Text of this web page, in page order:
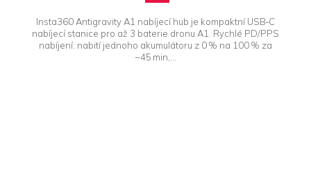
Insta360 Antigravity A1 nabíjecí hub je kompaktní USB‑C
nabíjecí stanice pro až 3 baterie dronu A1. Rychlé PD/PPS
nabíjení: nabití jednoho akumulátoru z 0 % na 100 % za
~45 min,...